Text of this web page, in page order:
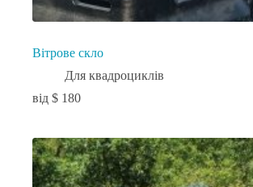
Вітрове скло
Для квадроциклів
$ 180